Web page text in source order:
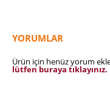
YORUMLAR
Ürün için henüz yorum
lütfen buraya tıklayınız.